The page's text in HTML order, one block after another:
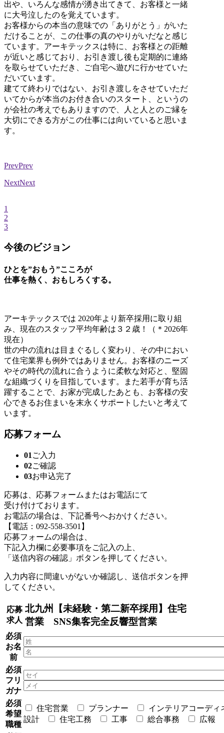
出や、いろんな感情が湧き出てきて、お客様と一緒
に大号泣したのを覚えています。
お客様からの本当の意味での「ありがとう」がいた
だけることが、この仕事の真のやりがいだなと感じ
ています。アーキテックスは特に、お客様との距離
が近いと感じており、お引き渡し後も定期的に連絡
を取らせていただき、ご自宅へ遊びに行かせていた
だいています。
建てて終わりではない、お引き渡しをさせていただ
いてからが本当のお付き合いのスタート、というの
が会社の考えでもありますので、人と人とのご縁を
大切にできる方がこの仕事には向いていると思いま
す。
PrevPrev
NextNext
1
2
3
今後のビジョン
ひとを”おもう”こころが
仕事を熱く、おもしろくする。
アーキテックスでは 2020年より新卒採用に取り組
み、現在のスタッフ平均年齢は３２歳！（＊2026年
現在）
世の中の流れは目まぐるしく変わり、その中におい
て住宅業界も例外ではありません。お客様のニーズ
やその時代の流れに合うように柔軟な対応と、堅固
な組織づくりを目指しています。また若手が育ち活
躍することで、お家が完成したあとも、お客様の安
心できるお住まいを末永くサポートしたいと考えて
います。
応募フォーム
01 ご入力
02ご確認
03お申込完了
応募は、応募フォームまたはお電話にて
受け付けております。
お電話の場合は、下記番号へおかけください。
【電話：092-558-3501】
応募フォームの場合は、
下記入力欄に必要事項をご記入の上、
「送信内容の確認」ボタンを押してください。
入力内容に間違いがないか確認し、送信ボタンを押
してください。
応募
求人
北九州【未経験・第二新卒採用】住宅
営業 SNS集客完全反響型営業
必須
お名
前
必須
フリ
ガナ
必須
希望
職種
住宅営業 プランナー
インテリアコーディ
設計
住宅工務 工事 総合事務 広報